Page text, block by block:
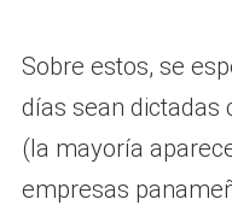
Sobre estos, se
días sean dictadas
(la mayoría
empresas